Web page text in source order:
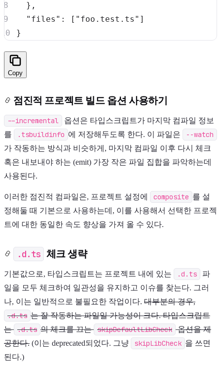
} ,
"files" : [ "foo.test.ts" ]
}
Copy
점진적 프로젝트 빌드 옵션 사용하기
--incremental
옵션은 타입스크립트가 마지막 컴파일 정보
를
.tsbuildinfo 에 저장해두도록 한다. 이 파일은 --watch
가 작동하는 방식과 비슷하게, 마지막 컴파일 이후 다시 체크
혹은 내보내야 하는 (emit) 가장 작은 파일 집합을 파악하는데
사용된다.
이러한 점진적 컴파일은, 프로젝트 설정에 composite 를 설
정해둘 때 기본으로 사용하는데, 이를 사용해서 선택한 프로젝
트에 대한 동일한 속도 향상을 가져 올 수 있다.
.d.ts 체크 생략
기본값으로, 타입스크립트는 프로젝트 내에 있는 .d.ts
파
일을 모두 체크하여 일관성을 유지하고 이슈를 찾는다. 그러
나, 이는 일반적으로 불필요한 작업이다. 대부분의 경우,
.d.ts 는 잘 작동하는 파일일 가능성이 크다. 타입스크립트
는 .d.ts 의 체크를 끄는 skipDefaultLibCheck 옵션을 제
공한다. (이는 deprecated되었다. 그냥 skipLibCheck 을 쓰면
된다.)